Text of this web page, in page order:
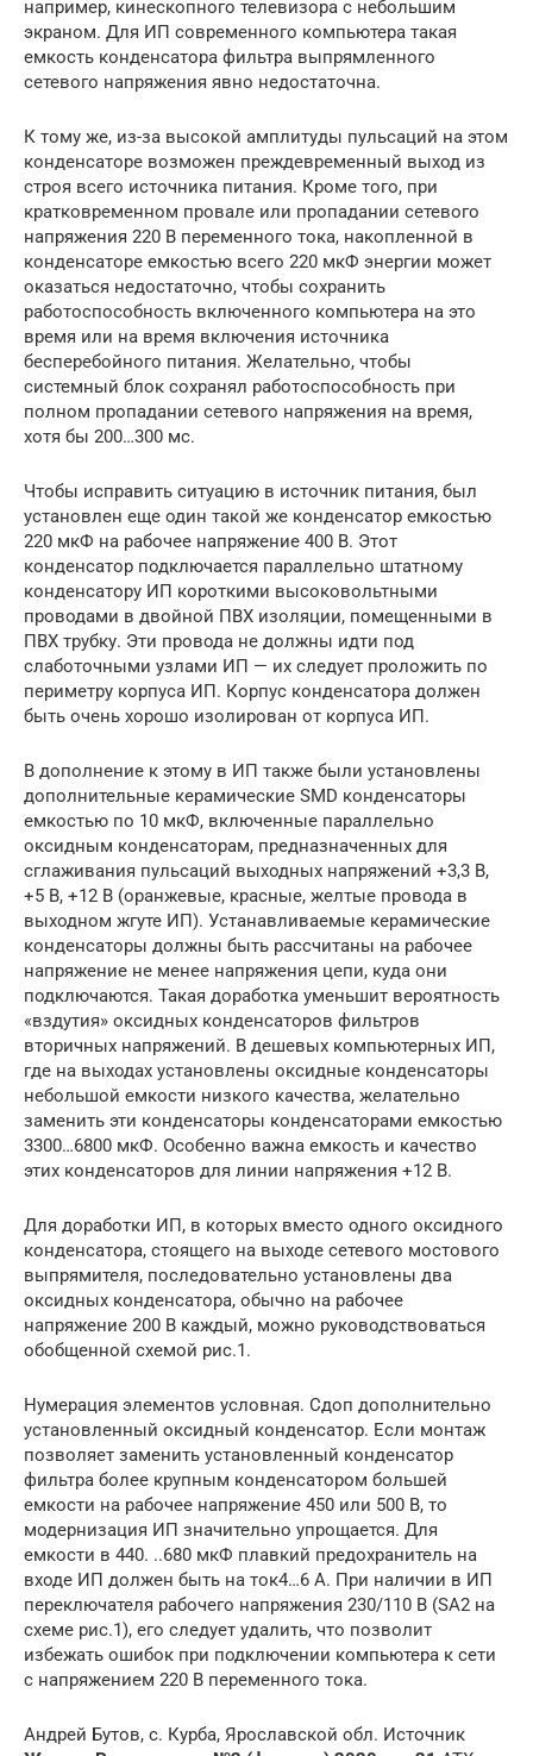
например, кинескопного телевизора с небольшим
экраном. Для ИП современного компьютера такая
емкость конденсатора фильтра выпрямленного
сетевого напряжения явно недостаточна.
К тому же, из-за высокой амплитуды пульсаций на этом
конденсаторе возможен преждевременный выход из
строя всего источника питания. Кроме того, при
кратковременном провале или пропадании сетевого
напряжения 220 В переменного тока, накопленной в
конденсаторе емкостью всего 220 мкФ энергии может
оказаться недостаточно, чтобы сохранить
работоспособность включенного компьютера на это
время или на время включения источника
бесперебойного питания. Желательно, чтобы
системный блок сохранял работоспособность при
полном пропадании сетевого напряжения на время,
хотя бы 200…300 мс.
Чтобы исправить ситуацию в источник питания, был
установлен еще один такой же конденсатор емкостью
220 мкФ на рабочее напряжение 400 В. Этот
конденсатор подключается параллельно штатному
конденсатору ИП короткими высоковольтными
проводами в двойной ПВХ изоляции, помещенными в
ПВХ трубку. Эти провода не должны идти под
слаботочными узлами ИП — их следует проложить по
периметру корпуса ИП. Корпус конденсатора должен
быть очень хорошо изолирован от корпуса ИП.
В дополнение к этому в ИП также были установлены
дополнительные керамические SMD конденсаторы
емкостью по 10 мкФ, включенные параллельно
оксидным конденсаторам, предназначенных для
сглаживания пульсаций выходных напряжений +3,3 В,
+5 В, +12 В (оранжевые, красные, желтые провода в
выходном жгуте ИП). Устанавливаемые керамические
конденсаторы должны быть рассчитаны на рабочее
напряжение не менее напряжения цепи, куда они
подключаются. Такая доработка уменьшит вероятность
«вздутия» оксидных конденсаторов фильтров
вторичных напряжений. В дешевых компьютерных ИП,
где на выходах установлены оксидные конденсаторы
небольшой емкости низкого качества, желательно
заменить эти конденсаторы конденсаторами емкостью
3300…6800 мкФ. Особенно важна емкость и качество
этих конденсаторов для линии напряжения +12 В.
Для доработки ИП, в которых вместо одного оксидного
конденсатора, стоящего на выходе сетевого мостового
выпрямителя, последовательно установлены два
оксидных конденсатора, обычно на рабочее
напряжение 200 В каждый, можно руководствоваться
обобщенной схемой рис.1.
Нумерация элементов условная. Сдоп дополнительно
установленный оксидный конденсатор. Если монтаж
позволяет заменить установленный конденсатор
фильтра более крупным конденсатором большей
емкости на рабочее напряжение 450 или 500 В, то
модернизация ИП значительно упрощается. Для
емкости в 440. ..680 мкФ плавкий предохранитель на
входе ИП должен быть на ток4…6 А. При наличии в ИП
переключателя рабочего напряжения 230/110 В (SA2 на
схеме рис.1), его следует удалить, что позволит
избежать ошибок при подключении компьютера к сети
с напряжением 220 В переменного тока.
Андрей Бутов, с. Курба, Ярославской обл. Источник